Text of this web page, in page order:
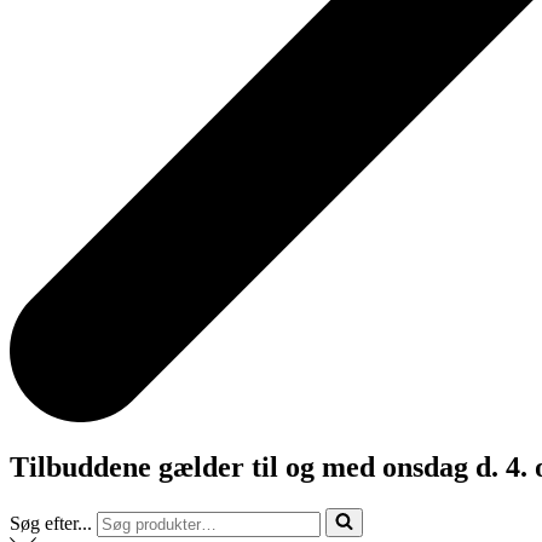
Tilbuddene gælder til og med onsdag d. 4.
Søg efter...